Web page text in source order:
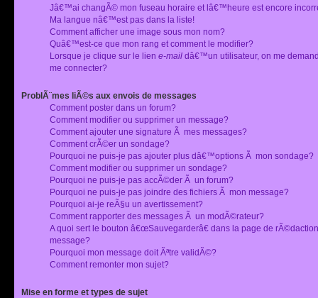
Jâ€™ai changÃ© mon fuseau horaire et lâ€™heure est encore
Ma langue nâ€™est pas dans la liste!
Comment afficher une image sous mon nom?
Quâ€™est-ce que mon rang et comment le modifier?
Lorsque je clique sur le lien e-mail dâ€™un utilisateur, on me
me connecter?
ProblÃ¨mes liÃ©s aux envois de messages
Comment poster dans un forum?
Comment modifier ou supprimer un message?
Comment ajouter une signature Ã mes messages?
Comment crÃ©er un sondage?
Pourquoi ne puis-je pas ajouter plus dâ€™options Ã mon sondage?
Comment modifier ou supprimer un sondage?
Pourquoi ne puis-je pas accÃ©der Ã un forum?
Pourquoi ne puis-je pas joindre des fichiers Ã mon message?
Pourquoi ai-je reÃ§u un avertissement?
Comment rapporter des messages Ã un modÃ©rateur?
A quoi sert le bouton â€œSauvegarderâ€ dans la page de
message?
Pourquoi mon message doit Ãªtre validÃ©?
Comment remonter mon sujet?
Mise en forme et types de sujet